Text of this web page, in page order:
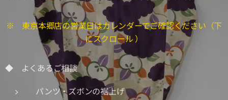
※ 東京本郷店の営業日はカレンダーでご確認ください（下
にスクロール ）
◆ よくあるご相談
パンツ・ズボンの裾上げ